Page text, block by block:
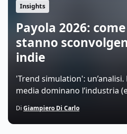
Insights
Payola 2026:
stanno
indie
'Trend simulation':
media dominano l’industria
Di Giampiero Di Carlo